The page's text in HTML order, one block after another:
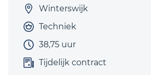
Winterswijk
Techniek
38,75 uur
Tijdelijk contract